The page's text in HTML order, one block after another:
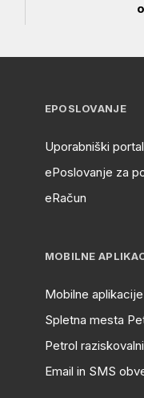
EPOSLOVANJE
Uporabniški
ePoslovanje za
eRačun
MOBILNE
Mobilne
Spletna mesta
Petrol
Email in SMS